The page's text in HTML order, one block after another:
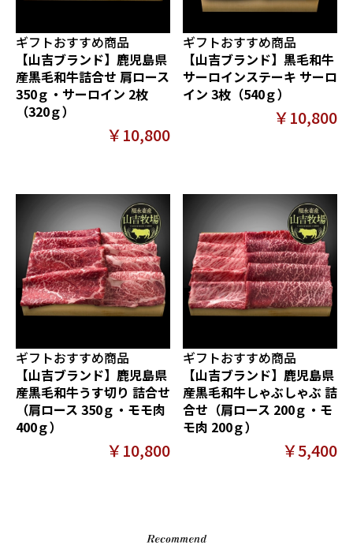
ギフトおすすめ商品
【山吉ブランド】鹿児島県
産黒毛和牛詰合せ 肩ロース
350ｇ・サーロイン 2枚
（320ｇ）
￥10,800
ギフトおすすめ商品
【山吉ブランド】黒毛和牛
サーロインステーキ サーロ
イン 3枚（540ｇ）
￥10,800
ギフトおすすめ商品
【山吉ブランド】鹿児島県
産黒毛和牛うす切り 詰合せ
（肩ロース 350ｇ・モモ肉
400ｇ）
￥10,800
ギフトおすすめ商品
【山吉ブランド】鹿児島県
産黒毛和牛しゃぶしゃぶ 詰
合せ（肩ロース 200ｇ・モ
モ肉 200ｇ）
￥5,400